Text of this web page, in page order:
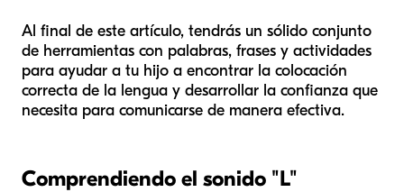
Al final de este artículo, tendrás un sólido conjunto
de herramientas con palabras, frases y actividades
para ayudar a tu hijo a encontrar la colocación
correcta de la lengua y desarrollar la confianza que
necesita para comunicarse de manera efectiva.
Comprendiendo el sonido "L"